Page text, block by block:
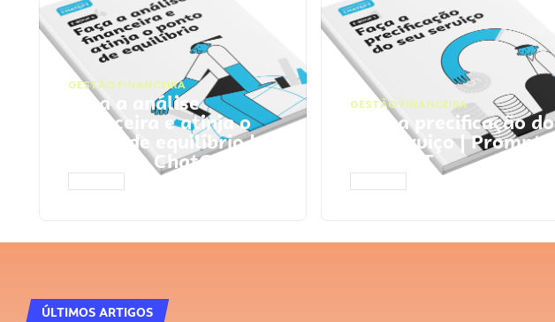
GESTÃO FINANCEIRA
Faça a análise
financeira e atinja o
ponto de equilíbrio |
Prompts ChatGPT
GESTÃO FINANCEIRA
Faça a precificação do
seu serviço | Prompts
ChatGPT
ÚLTIMOS ARTIGOS